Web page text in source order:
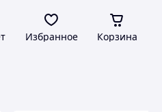
Избранное Корзина